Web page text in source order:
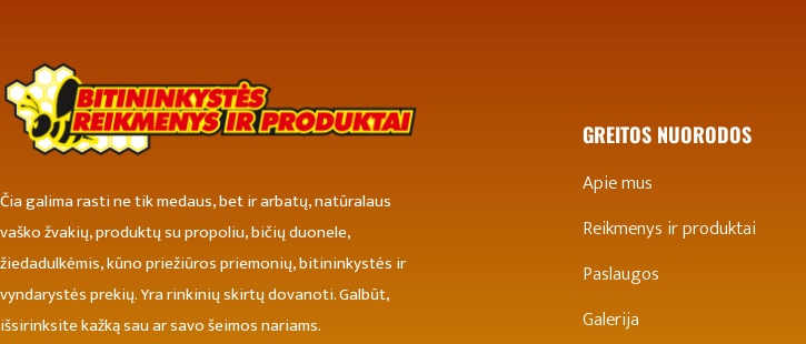
Čia galima rasti ne tik medaus, bet ir arbatų, natūralaus
vaško žvakių, produktų su propoliu, bičių duonele,
žiedadulkėmis, kūno priežiūros priemonių, bitininkystės ir
vyndarystės prekių. Yra rinkinių skirtų dovanoti. Galbūt,
išsirinksite kažką sau ar savo šeimos nariams.
GREITOS NUORODOS
Apie mus
Reikmenys ir produktai
Paslaugos
Galerija